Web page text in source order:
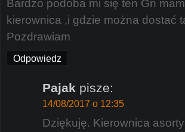
Bardzo podoba mi się ten Gn
kierownica ,i gdzie można dostać
Pozdrawiam
Odpowiedz
Pajak pisze:
14/08/2017 o 12:35
Dziękuję. Kierownica